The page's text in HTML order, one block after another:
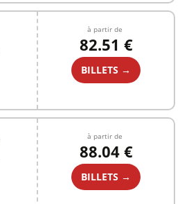
à partir de
82.51 €
BILLETS →
à partir de
88.04 €
BILLETS →